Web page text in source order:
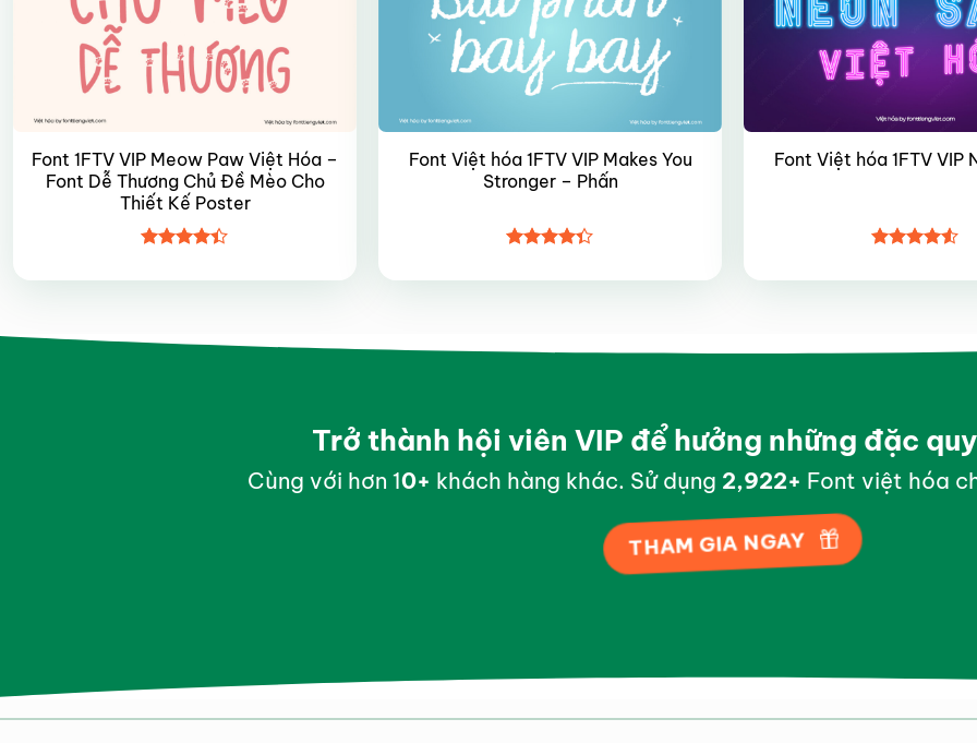
Font 1FTV VIP Meow Paw Việt Hóa –
Font Dễ Thương Chủ Đề Mèo Cho
Thiết Kế Poster
hạng4.4
Font Việt hóa 1FTV VIP Makes You
Stronger – Phấn
hạng4.35
Font Việt hóa 1FTV VIP
hạng4.5
Trở thành hội viên VIP để hưởng những đặc
Cùng với hơn 10+ khách hàng khác. Sử dụng 2,999+ Font việt hóa
THAM GIA NGAY